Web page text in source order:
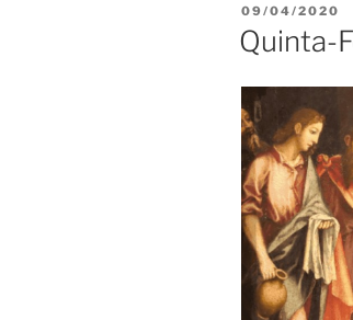
PUBLICADO
EM
09/04/2020
Quinta-